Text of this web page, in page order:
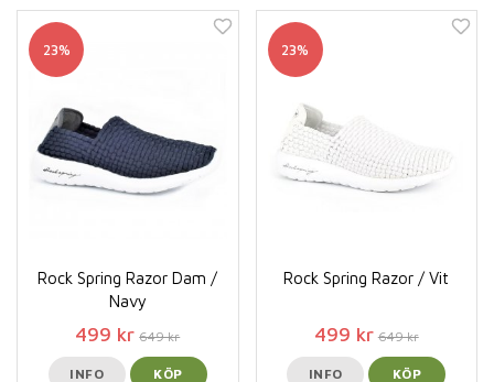
23%
Rock Spring Razor Dam /
Navy
499 kr 649 kr
INFO KÖP
23%
Rock Spring Razor / Vit
499 kr 649 kr
INFO KÖP